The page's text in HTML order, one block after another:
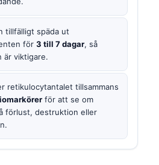
tillfälligt späda ut
för 3 till 7 dagar, så
är viktigare.
retikulocytantalet tillsammans
för att se om
förlust, destruktion eller